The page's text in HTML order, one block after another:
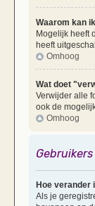
Waarom kan
Mogelijk heeft
heeft
Omhoog
Wat doet
Verwijder alle
ook de
Omhoog
Hoe verander
Als je